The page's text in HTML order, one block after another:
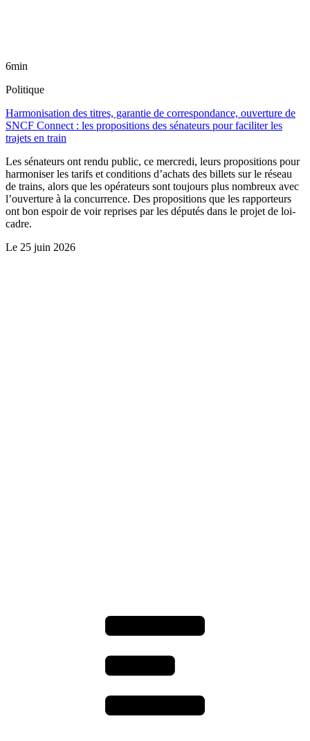
6min
Politique
Harmonisation des titres, garantie de correspondance, ouverture de
SNCF Connect : les propositions des sénateurs pour faciliter les
trajets en train
Les sénateurs ont rendu public, ce mercredi, leurs propositions pour
harmoniser les tarifs et conditions d’achats des billets sur le réseau
de trains, alors que les opérateurs sont toujours plus nombreux avec
l’ouverture à la concurrence. Des propositions que les rapporteurs
ont bon espoir de voir reprises par les députés dans le projet de loi-
cadre.
Le 25 juin 2026